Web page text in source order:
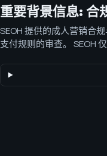
重要背景信息: 合
SEOH 提供的成人营销合
支付规则的审查。 SEOH